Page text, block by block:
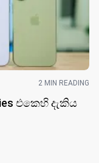
2 MIN READING
එකෙහි දැකිය